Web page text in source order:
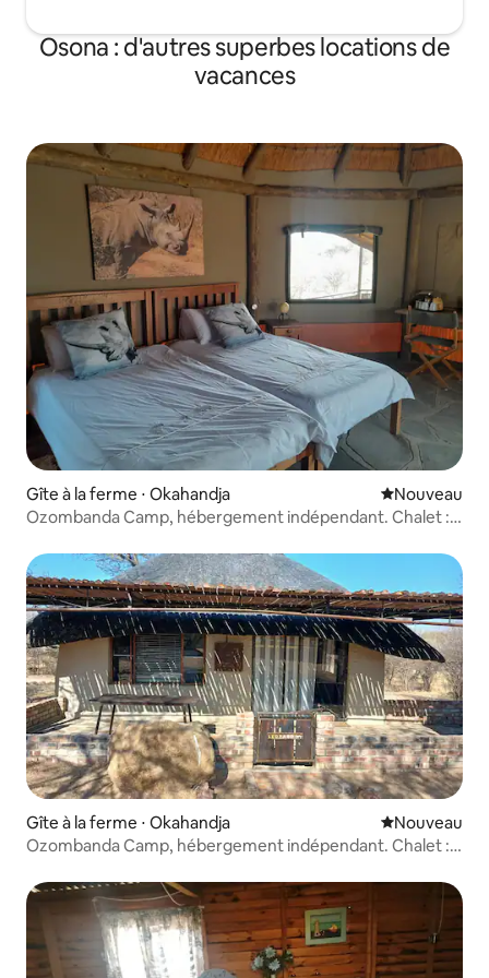
Osona : d'autres superbes locations de
vacances
Gîte à la ferme ⋅ Okahandja Nouvel
Nouveau
Ozombanda Camp, hébergement indépendant. Chalet :
Gîte à la ferme ⋅ Okahandja Nouvel
Nouveau
Ozombanda Camp, hébergement indépendant. Chalet :